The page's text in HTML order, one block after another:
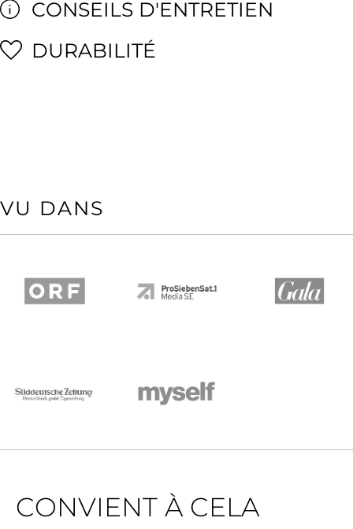
CONSEILS D'ENTRETIEN
DURABILITÉ
VU DANS
CONVIENT À CELA